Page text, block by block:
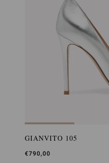
GIANVITO 105
€790,00